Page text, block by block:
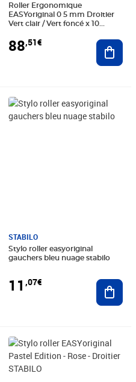
au panier
Roller Ergonomique
EASYoriginal 0 5 mm Droitier
Vert clair / Vert foncé x 10
88,51€
au panier
STABILO
Stylo roller easyoriginal
gauchers bleu nuage stabilo
11 ,07€
Prix 11,07€
Prix 11,79€